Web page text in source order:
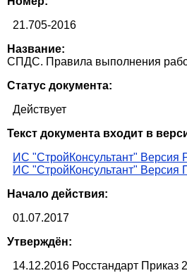
21.705-2016
Название:
СПДС. Правила выполнения
Статус документа:
Действует
Текст документа входит в
ИС "СтройКонсультант" Версия
ИС "СтройКонсультант" Версия
Начало действия:
01.07.2017
Утверждён:
14.12.2016 Росстандарт Приказ